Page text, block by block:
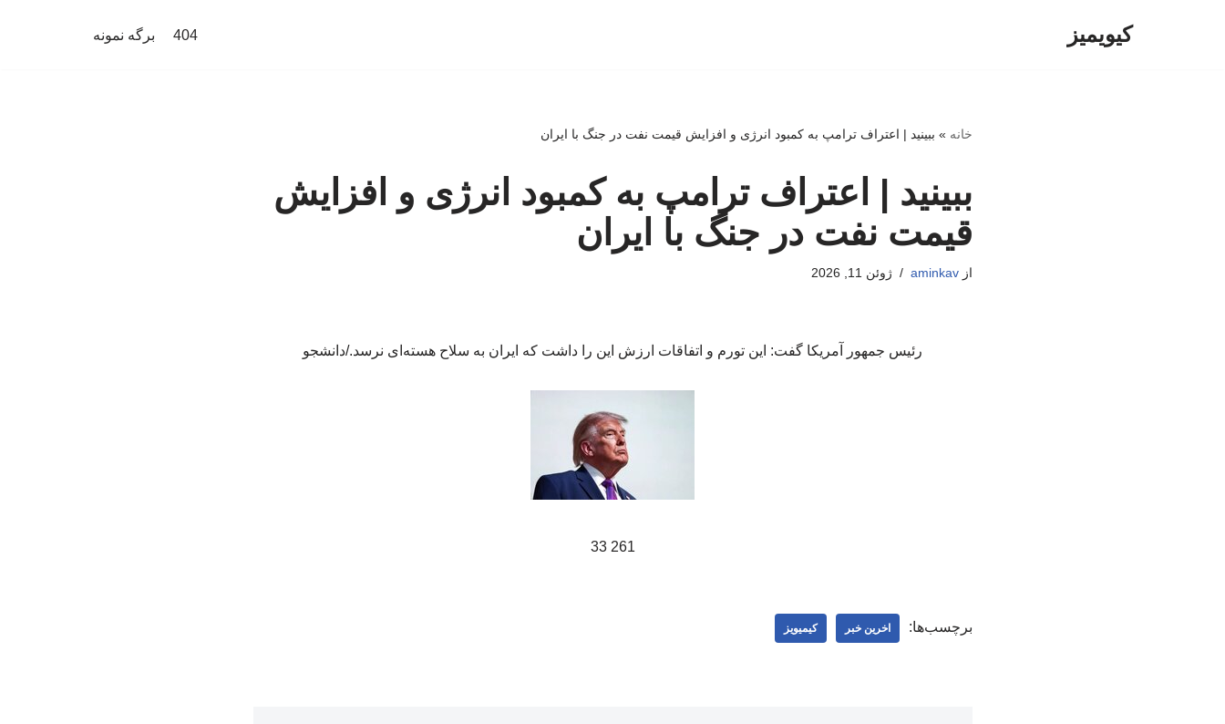
کیویمیز 404 برگه نمونه
خانه » ببینید | اعتراف ترامپ به کمبود انرژی و افزایش قیمت نفت در جنگ با ایران
ببینید | اعتراف ترامپ به کمبود انرژی و افزایش
قیمت نفت در جنگ با ایران
ازaminkav ژوئن 11, 2026
رئیس جمهور آمریکا گفت: این تورم و اتفاقات ارزش این را داشت که ایران به سلاح هسته‌ای نرسد./دانشجو
261 33
برچسب‌ها: اخرین خبر کیمیویز